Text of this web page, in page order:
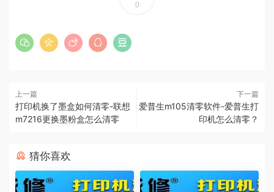
0
上一篇
打印机换了墨盒如何清零-联想
m7216更换墨粉盒怎么清零
下一篇
爱普生m105清零软件-爱普生打
印机怎么清零？
猜你喜欢